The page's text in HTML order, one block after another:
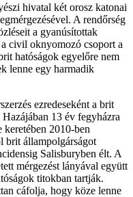
hivatal két orosz katonai
A rendőrség
a gyanúsítottak
civil oknyomozó csoport a
hatóságok egyelőre nem
lenne egy harmadik
ezredeseként a brit
13 év fegyházra
keretében 2010-ben
brit állampolgárságot
Salisburyben élt. A
mérgezést lányával együtt
titokban tartják.
cáfolja, hogy köze lenne